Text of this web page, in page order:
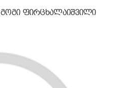
გოგი ფირცხალაიშვილი